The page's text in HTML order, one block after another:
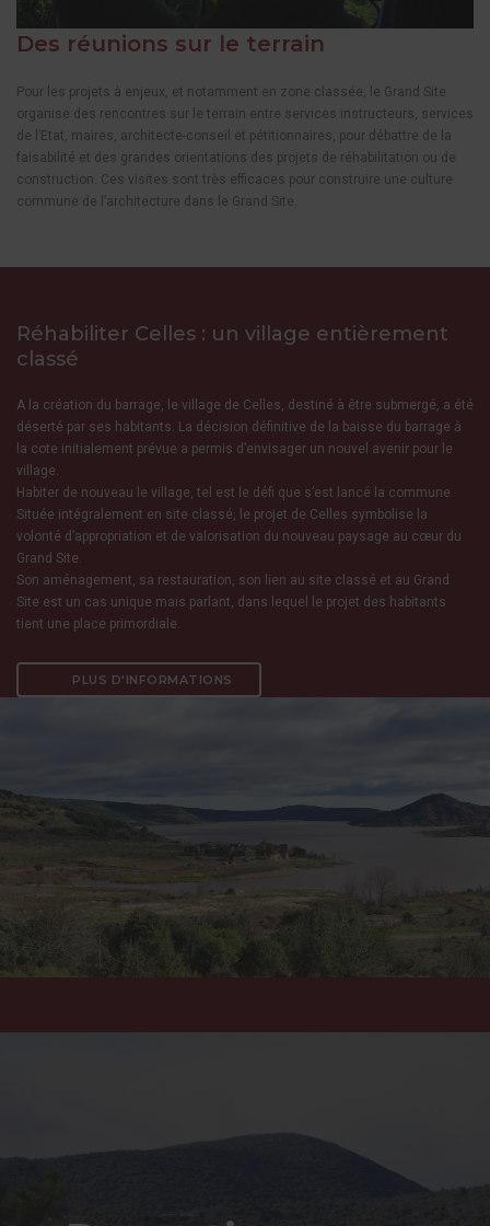
Des réunions sur le terrain
Pour les projets à enjeux, et notamment en zone classée, le Grand Site
organise des rencontres sur le terrain entre services instructeurs, services
de l’Etat, maires, architecte-conseil et pétitionnaires, pour débattre de la
faisabilité et des grandes orientations des projets de réhabilitation ou de
construction. Ces visites sont très efficaces pour construire une culture
commune de l’architecture dans le Grand Site.
Réhabiliter Celles : un village entièrement
classé
A la création du barrage, le village de Celles, destiné à être submergé, a été
déserté par ses habitants. La décision définitive de la baisse du barrage à
la cote initialement prévue a permis d’envisager un nouvel avenir pour le
village.
Habiter de nouveau le village, tel est le défi que s’est lancé la commune.
Située intégralement en site classé, le projet de Celles symbolise la
volonté d’appropriation et de valorisation du nouveau paysage au cœur du
Grand Site.
Son aménagement, sa restauration, son lien au site classé et au Grand
Site est un cas unique mais parlant, dans lequel le projet des habitants
tient une place primordiale.
PLUS D'INFORMATIONS